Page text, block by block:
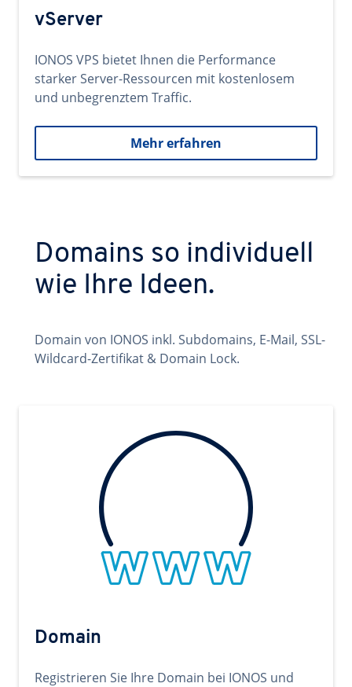
vServer
IONOS VPS bietet Ihnen die Performance
starker Server-Ressourcen mit kostenlosem
und unbegrenztem Traffic.
Mehr erfahren
Domains so individuell
wie Ihre Ideen.
Domain von IONOS inkl. Subdomains, E-Mail, SSL-
Wildcard-Zertifikat & Domain Lock.
Domain
Registrieren Sie Ihre Domain bei IONOS und